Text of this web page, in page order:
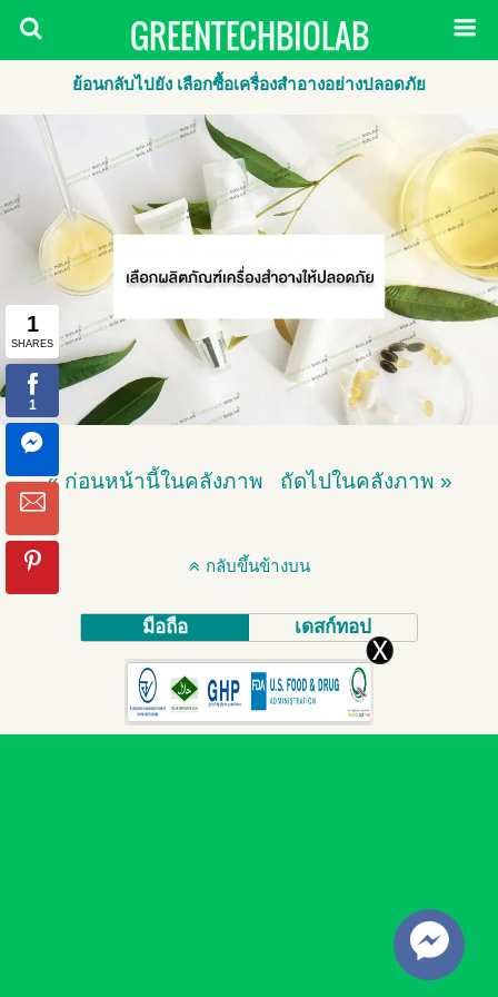
GREENTECHBIOLAB
ย้อนกลับไปยัง เลือกซื้อเครื่องสำอางอย่างปลอดภัย
« ก่อนหน้านี้ในคลังภาพ ถัดไปในคลังภาพ »
กลับขึ้นข้างบน
มือถือ เดสก์ทอป